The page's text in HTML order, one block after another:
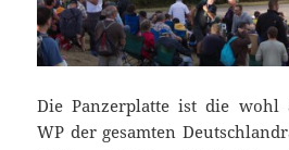
Die Panzerplatte ist die wohl
WP der gesamten